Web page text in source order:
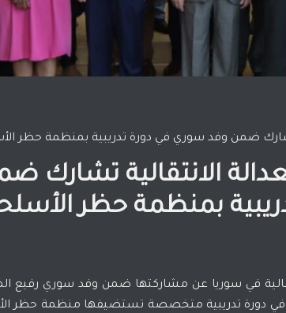
تشارك ضمن وفد سوري في دورة تدريبية بمنظمة حظر
الانتقالية تشارك
بمنظمة حظر
في سوريا عن مشاركتها ضمن وفد سوري